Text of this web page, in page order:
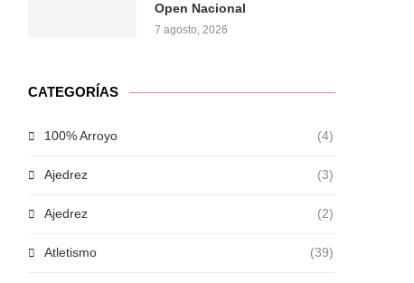
Open Nacional
7 agosto, 2026
CATEGORÍAS
100% Arroyo (4)
Ajedrez (3)
Ajedrez (2)
Atletismo (39)